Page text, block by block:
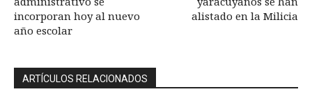
incorporan hoy al nuevo
año escolar
alistado en la Milicia
ARTÍCULOS RELACIONADOS